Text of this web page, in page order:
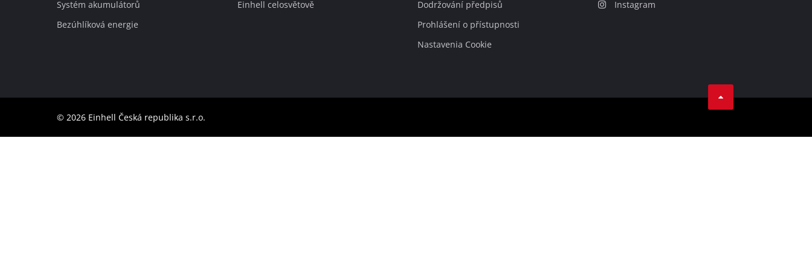
Slovenský
Systém akumulátorů
Bezúhlíková energie
Einhell celosvětově
Dodržování předpisů
Prohlášení o přístupnosti
Nastavenia Cookie
Instagram
© 2026 Einhell Česká republika s.r.o.